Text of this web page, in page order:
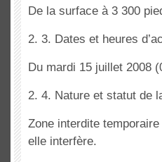
De la surface à 3 300
2. 3. Dates et heures
Du mardi 15 juillet 2008
2. 4. Nature et statut de
Zone interdite
elle interfère.